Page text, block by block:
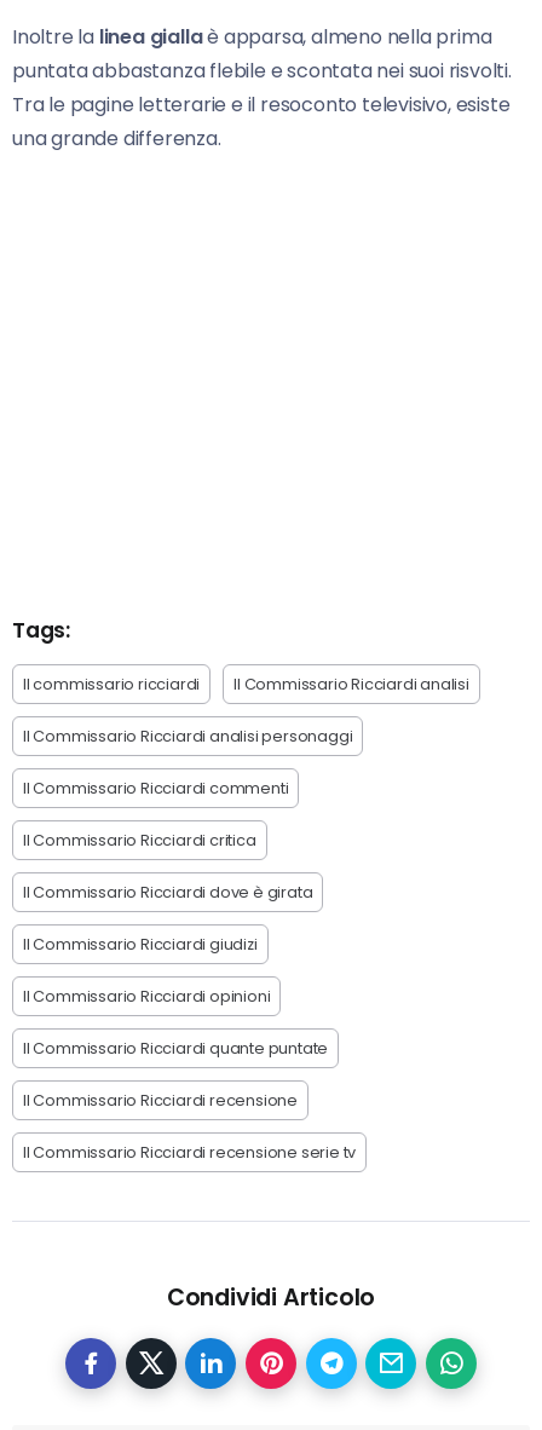
Inoltre la linea giallaè apparsa, almeno nella prima
puntata abbastanza flebile e scontata nei suoi risvolti.
Tra le pagine letterarie e il resoconto televisivo, esiste
una grande differenza.
Tags:
Il commissario ricciardi Il Commissario Ricciardi analisi
Il Commissario Ricciardi analisi personaggi
Il Commissario Ricciardi commenti
Il Commissario Ricciardi critica
Il Commissario Ricciardi dove è girata
Il Commissario Ricciardi giudizi
Il Commissario Ricciardi opinioni
Il Commissario Ricciardi quante puntate
Il Commissario Ricciardi recensione
Il Commissario Ricciardi recensione serie tv
Condividi Articolo